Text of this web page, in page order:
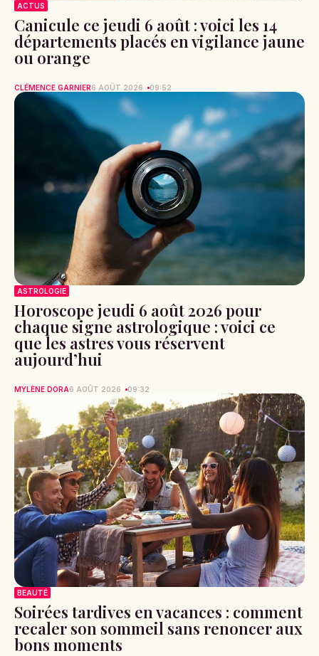
ACTUS
Canicule ce jeudi 6 août : voici les 14
départements placés en vigilance jaune
ou orange
CLÉMENCE GARNIER6 AOÛT 2026 09:52
ASTROLOGIE
Horoscope jeudi 6 août 2026 pour
chaque signe astrologique : voici ce
que les astres vous réservent
aujourd’hui
MYLÈNE DORA6 AOÛT 2026 09:32
BEAUTÉ
Soirées tardives en vacances : comment
recaler son sommeil sans renoncer aux
bons moments